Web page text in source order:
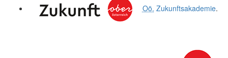
Oö. Zukunftsakademie.